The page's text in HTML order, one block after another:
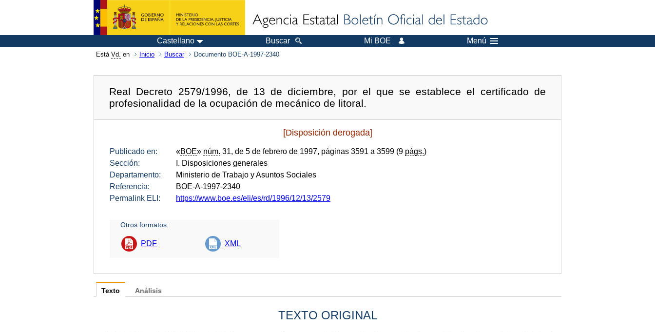
Castellano Buscar Mi BOE Menú
Está Vd. en Inicio Buscar Documento BOE-A-1997-2340
Real Decreto 2579/1996, de 13 de diciembre, por el que se establece el certificado de
profesionalidad de la ocupación de mecánico de litoral.
[Disposición derogada]
Publicado en: «BOE» núm. 31, de 5 de febrero de 1997, páginas 3591 a 3599 (9 págs.)
Sección:
I. Disposiciones generales
Departamento:
Ministerio de Trabajo y Asuntos Sociales
Referencia:
BOE-A-1997-2340
Permalink ELI:
https://www.boe.es/eli/es/rd/1996/12/13/2579
Otros formatos:
PDF XML
Texto
TEXTO ORIGINAL
Análisis